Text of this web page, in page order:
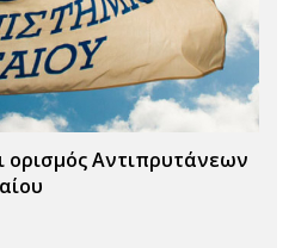
ορισμός Αντιπρυτάνεων